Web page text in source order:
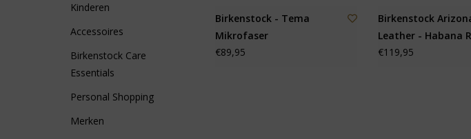
Kinderen
Accessoires
Birkenstock Care
Essentials
Personal Shopping
Merken
Birkenstock - Tema
Mikrofaser
€89,95
Birkenstock
Leather - Habana
€119,95